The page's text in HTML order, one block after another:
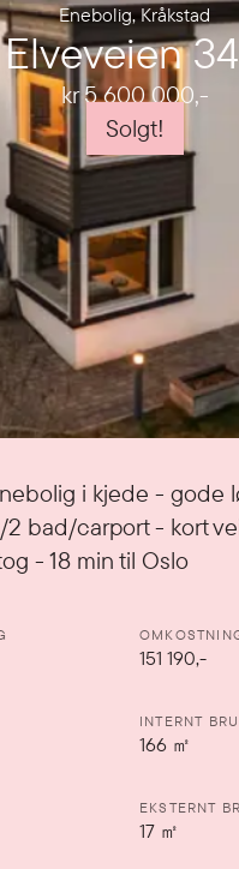
Enebolig,Kråkstad
Elveveien
kr 5 600 000,-
Solgt!
i kjede - gode
bad/carport - kort
- 18 min til Oslo
151 190,-
INTERNT
166 ㎡
EKSTERNT
17 ㎡